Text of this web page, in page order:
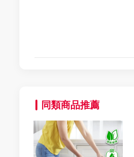
同類商品推薦